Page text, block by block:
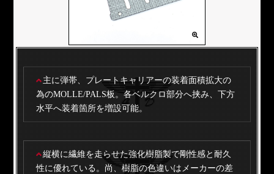
主に弾帯、プレートキャリアーの装着面積拡大の
為のMOLLE/PALS板。各ベルクロ部分へ挟み、下方
水平へ装着箇所を増設可能。
縦横に繊維を走らせた強化樹脂製で剛性感と耐久
性に優れている。尚、樹脂の色違いはメーカーの差